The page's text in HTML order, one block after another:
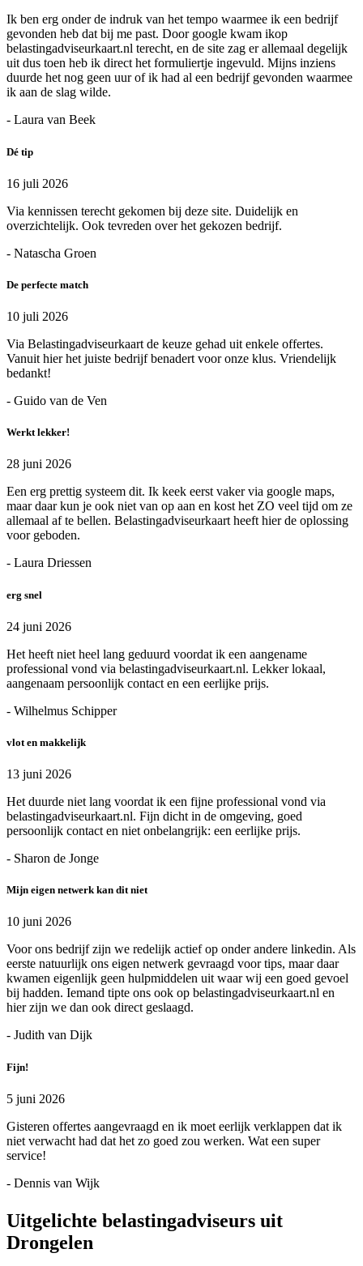
Ik ben erg onder de indruk van het tempo waarmee ik een bedrijf
gevonden heb dat bij me past. Door google kwam ikop
belastingadviseurkaart.nl terecht, en de site zag er allemaal degelijk
uit dus toen heb ik direct het formuliertje ingevuld. Mijns inziens
duurde het nog geen uur of ik had al een bedrijf gevonden waarmee
ik aan de slag wilde.
- Laura van Beek
Dé tip
16 juli 2026
Via kennissen terecht gekomen bij deze site. Duidelijk en
overzichtelijk. Ook tevreden over het gekozen bedrijf.
- Natascha Groen
De perfecte match
10 juli 2026
Via Belastingadviseurkaart de keuze gehad uit enkele offertes.
Vanuit hier het juiste bedrijf benadert voor onze klus. Vriendelijk
bedankt!
- Guido van de Ven
Werkt lekker!
28 juni 2026
Een erg prettig systeem dit. Ik keek eerst vaker via google maps,
maar daar kun je ook niet van op aan en kost het ZO veel tijd om ze
allemaal af te bellen. Belastingadviseurkaart heeft hier de oplossing
voor geboden.
- Laura Driessen
erg snel
24 juni 2026
Het heeft niet heel lang geduurd voordat ik een aangename
professional vond via belastingadviseurkaart.nl. Lekker lokaal,
aangenaam persoonlijk contact en een eerlijke prijs.
- Wilhelmus Schipper
vlot en makkelijk
13 juni 2026
Het duurde niet lang voordat ik een fijne professional vond via
belastingadviseurkaart.nl. Fijn dicht in de omgeving, goed
persoonlijk contact en niet onbelangrijk: een eerlijke prijs.
- Sharon de Jonge
Mijn eigen netwerk kan dit niet
10 juni 2026
Voor ons bedrijf zijn we redelijk actief op onder andere linkedin. Als
eerste natuurlijk ons eigen netwerk gevraagd voor tips, maar daar
kwamen eigenlijk geen hulpmiddelen uit waar wij een goed gevoel
bij hadden. Iemand tipte ons ook op belastingadviseurkaart.nl en
hier zijn we dan ook direct geslaagd.
- Judith van Dijk
Fijn!
5 juni 2026
Gisteren offertes aangevraagd en ik moet eerlijk verklappen dat ik
niet verwacht had dat het zo goed zou werken. Wat een super
service!
- Dennis van Wijk
Uitgelichte belastingadviseurs uit
Drongelen